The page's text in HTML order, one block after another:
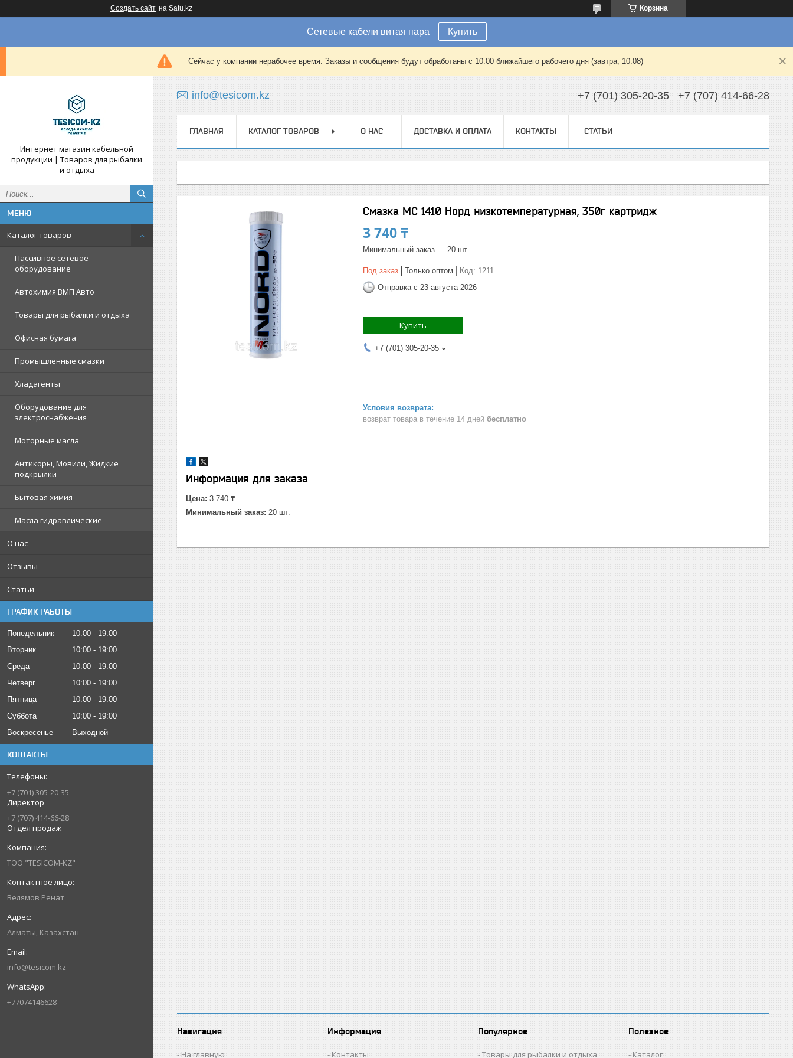
Создать сайт на Satu.kz Корзина
Сетевые кабели витая пара Купить
Сейчас у компании нерабочее время. Заказы и сообщения будут обработаны с 10:00 ближайшего рабочего дня (завтра, 10.08)
Интернет магазин кабельной
продукции | Товаров для рыбалки
и отдыха
Каталог товаров
Пассивное сетевое
оборудование
Автохимия ВМП Авто
Товары для рыбалки и отдыха
Офисная бумага
Промышленные смазки
Хладагенты
Оборудование для
электроснабжения
Моторные масла
Антикоры, Мовили, Жидкие
подкрылки
Бытовая химия
Масла гидравлические
О нас
Отзывы
Статьи
ГРАФИК РАБОТЫ
Понедельник 10:00
19:00
Вторник
10:00
19:00
Среда
10:00
19:00
Четверг
10:00
19:00
Пятница
10:00
19:00
Суббота
10:00
19:00
Воскресенье
Выходной
КОНТАКТЫ
+7 (701) 305-20-35
Директор
+7 (707) 414-66-28
Отдел продаж
ТОО "TESICOM-KZ"
Велямов Ренат
Алматы, Казахстан
info@tesicom.kz
+77074146628
info@tesicom.kz +7 (701) 305-20-35 +7 (707) 414-66-28
ГЛАВНАЯ КАТАЛОГ ТОВАРОВ О НАС ДОСТАВКА И ОПЛАТА КОНТАКТЫ СТАТЬИ
Смазка МС 1410 Норд низкотемпературная, 350г картридж
3 740 ₸
Минимальный заказ — 20 шт.
Под заказ Только оптом Код: 1211
Отправка с 23 августа 2026
Купить
+7 (701) 305-20-35
возврат товара в течение 14 дней бесплатно
Информация для заказа
Цена: 3 740 ₸
Минимальный заказ: 20 шт.
Навигация
На главную
Информация
Контакты
Популярное
Товары для рыбалки и отдыха
Полезное
Каталог